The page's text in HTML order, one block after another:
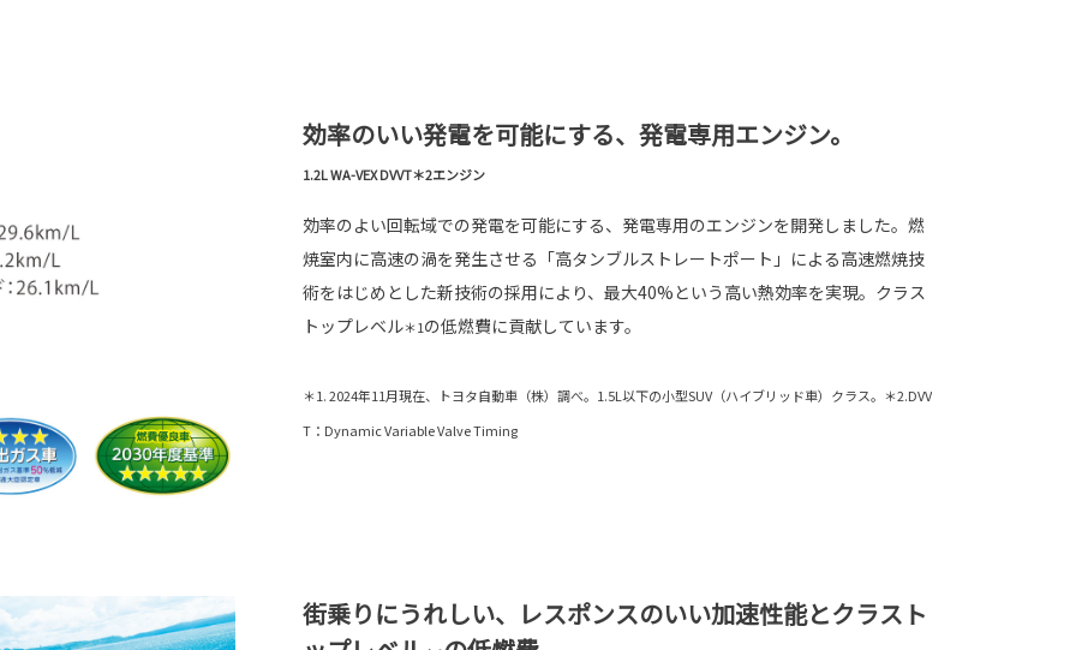
効率のいい発電を可能にする、発電専用エンジン。
1.2L WA-VEX DVVT＊2エンジン
効率のよい回転域での発電を可能にする、発電専用のエンジンを開発しました。燃
焼室内に高速の渦を発生させる「高タンブルストレートポート」による高速燃焼技
術をはじめとした新技術の採用により、最大40%という高い熱効率を実現。クラス
トップレベル＊1の低燃費に貢献しています。
＊1. 2024年11月現在、トヨタ自動車（株）調べ。1.5L以下の小型SUV（ハイブリッド車）クラス。＊2.DVV
T：Dynamic Variable Valve Timing
街乗りにうれしい、レスポンスのいい加速性能とクラスト